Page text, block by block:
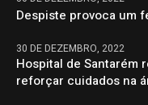
Despiste provoca um
30 DE DEZEMBRO, 2022
Hospital de Santarém
reforçar cuidados na